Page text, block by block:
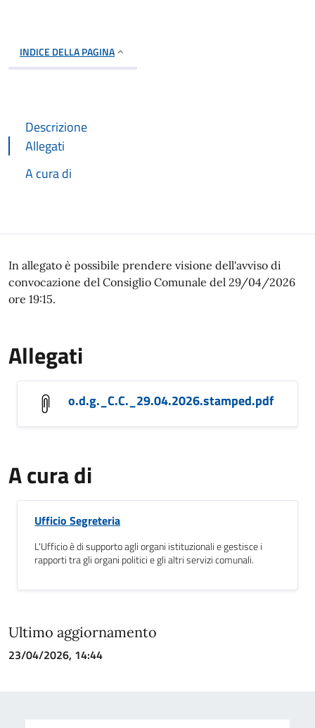
INDICE DELLA PAGINA
Descrizione
Allegati
A cura di
Descrizione
In allegato è possibile prendere visione dell'avviso di
convocazione del Consiglio Comunale del 29/04/2026
ore 19:15.
Allegati
o.d.g._C.C._29.04.2026.stamped.pdf
A cura di
Ufficio Segreteria
L'Ufficio è di supporto agli organi istituzionali e gestisce i
rapporti tra gli organi politici e gli altri servizi comunali.
Ultimo aggiornamento
23/04/2026, 14:44